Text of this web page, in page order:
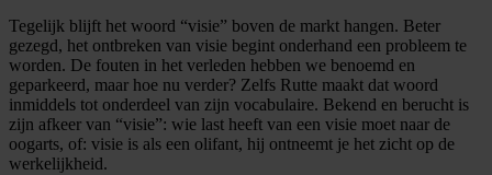
Tegelijk blijft het woord “visie” boven de markt hangen. Beter
gezegd, het ontbreken van visie begint onderhand een probleem te
worden. De fouten in het verleden hebben we benoemd en
geparkeerd, maar hoe nu verder? Zelfs Rutte maakt dat woord
inmiddels tot onderdeel van zijn vocabulaire. Bekend en berucht is
zijn afkeer van “visie”: wie last heeft van een visie moet naar de
oogarts, of: visie is als een olifant, hij ontneemt je het zicht op de
werkelijkheid.